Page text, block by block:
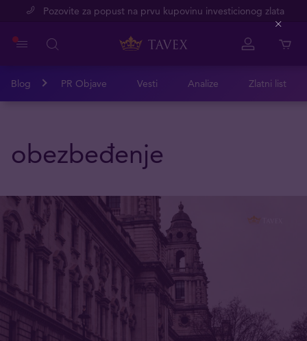
Pozovite za popust na prvu kupovinu investicionog zlata
Blog PR Objave Vesti Analize Zlatni list
obezbeđenje
Close